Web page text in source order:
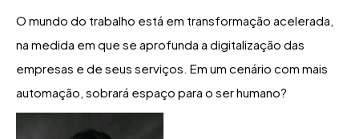
O mundo do trabalho está em transformação acelerada,
na medida em que se aprofunda a digitalização das
empresas e de seus serviços. Em um cenário com mais
automação, sobrará espaço para o ser humano?